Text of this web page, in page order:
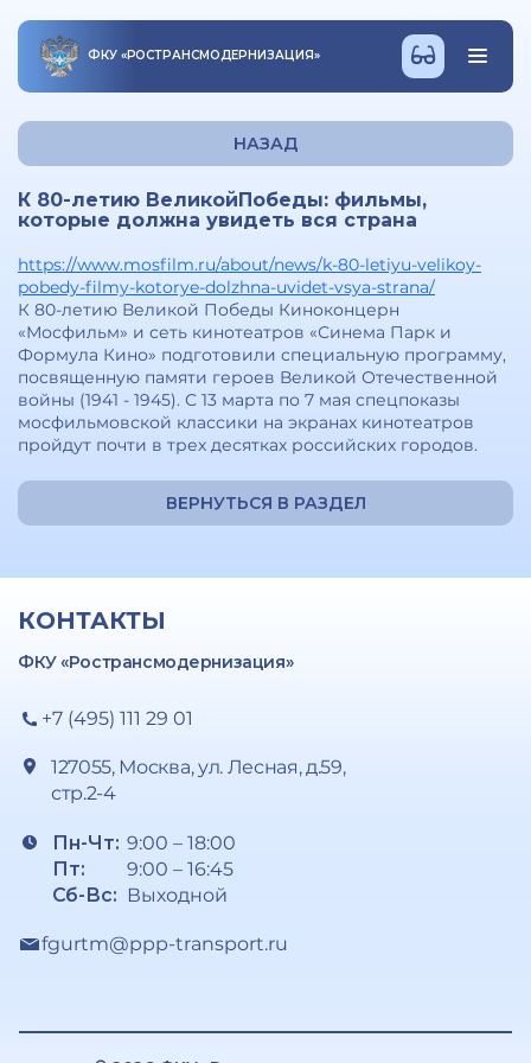
ФКУ «РОСТРАНСМОДЕРНИЗАЦИЯ»
НАЗАД
К 80-летию ВеликойПобеды: фильмы,
которые должна увидеть вся страна
https://www.mosfilm.ru/about/news/k-80-letiyu-velikoy-
pobedy-filmy-kotorye-dolzhna-uvidet-vsya-strana/
К 80-летию Великой Победы Киноконцерн
«Мосфильм» и сеть кинотеатров «Синема Парк и
Формула Кино» подготовили специальную программу,
посвященную памяти героев Великой Отечественной
войны (1941 - 1945). С 13 марта по 7 мая спецпоказы
мосфильмовской классики на экранах кинотеатров
пройдут почти в трех десятках российских городов.
ВЕРНУТЬСЯ В РАЗДЕЛ
КОНТАКТЫ
ФКУ «Ространсмодернизация»
+7 (495) 111 29 01
127055, Москва, ул. Лесная, д.59,
стр.2-4
Пн-Чт:
Пт:
Сб-Вс:
9:00 – 18:00
9:00 – 16:45
Выходной
fgurtm@ppp-transport.ru